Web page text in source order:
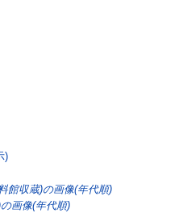
)
館収蔵)の画像(年代順)
画像(年代順)